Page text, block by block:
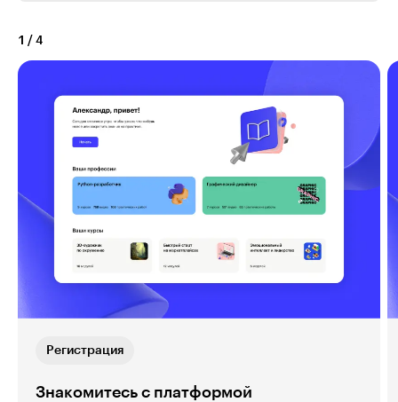
1 / 4
Регистрация
Знакомитесь с платформой